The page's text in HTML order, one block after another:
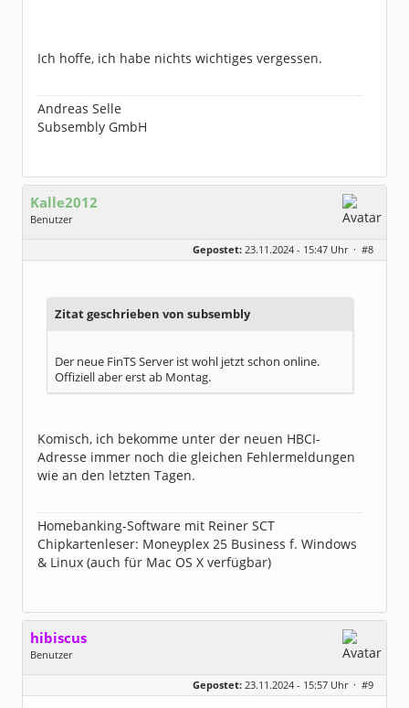
Ich hoffe, ich habe nichts wichtiges vergessen.
Andreas Selle
Subsembly GmbH
Kalle2012
Benutzer
Homepage:
ksit.de
Gepostet: 23.11.2024 - 15:47 Uhr · #8
Zitat geschrieben von subsembly
Der neue FinTS Server ist wohl jetzt schon online.
Offiziell aber erst ab Montag.
Komisch, ich bekomme unter der neuen HBCI-
Adresse immer noch die gleichen Fehlermeldungen
wie an den letzten Tagen.
Homebanking-Software mit Reiner SCT
Chipkartenleser: Moneyplex 25 Business f. Windows
& Linux (auch für Mac OS X verfügbar)
hibiscus
Benutzer
Geschlecht:
keine Angabe
Homepage:
willuhn.de/
Gepostet: 23.11.2024 - 15:57 Uhr · #9